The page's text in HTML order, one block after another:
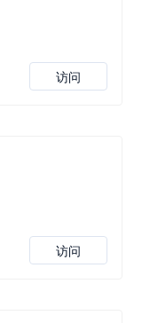
访问
访问